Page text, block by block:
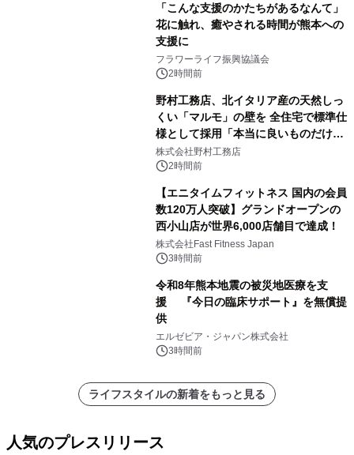
「こんな支援のかたちがあるなんて」
花に触れ、癒やされる時間が熊本への
支援に
フラワーライフ振興協議会
2時間前
野村工務店、北イタリア産の天然しっ
くい「マルモ」の壁を 全住宅で標準仕
様として採用「本当に良いものだけに
こだわる」
株式会社野村工務店
2時間前
【エニタイムフィットネス 国内の会員
数120万人突破】グランドオープンの
西小山店が世界6,000店舗目で達成！
株式会社Fast Fitness Japan
3時間前
令和8年熊本地震の被災地医療を支
援 『今日の臨床サポート』を無償提
供
エルゼビア・ジャパン株式会社
3時間前
ライフスタイルの新着をもっと見る
人気のプレスリリース